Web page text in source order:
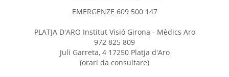
EMERGENZE 609 500 147
PLATJA D'ARO Institut Visió Girona - Mèdics Aro
972 825 809
Juli Garreta, 4 17250 Platja d'Aro
(orari da consultare)